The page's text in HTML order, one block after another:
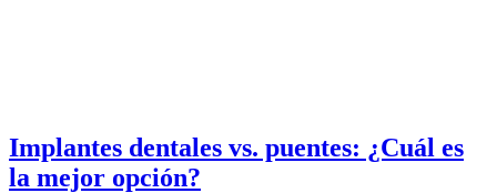
Implantes dentales vs. puentes: ¿Cuál es
la mejor opción?